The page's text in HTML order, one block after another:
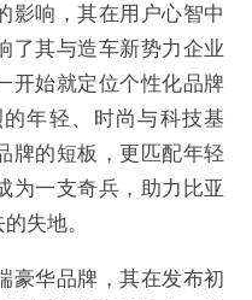
影响，其在用户心智中
了其与造车新势力企业
开始就定位个性化品牌
年轻、时尚与科技基
牌的短板，更匹配年轻
为一支奇兵，助力比亚
失地。
豪华品牌，其在发布初